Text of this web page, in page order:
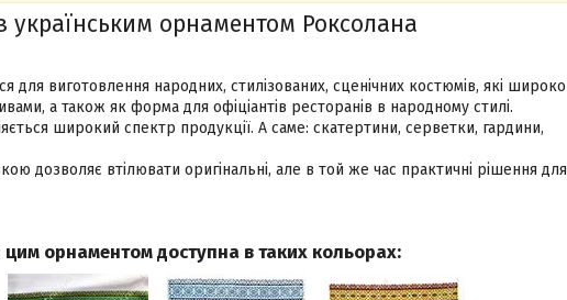
українським орнаментом Роксолана
виготовлення народних, стилізованих, сценічних костюмів, які широко
а також як форма для офіціантів ресторанів в народному стилі.
широкий спектр продукції. А саме: скатертини, серветки, гардини,
дозволяє втілювати оригінальні, але в той же час практичні рішення для
цим орнаментом доступна в таких кольорах: